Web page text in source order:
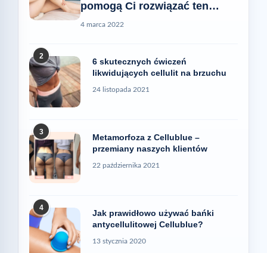
pomogą Ci rozwiązać ten
problem
4 marca 2022
2
6 skutecznych ćwiczeń
likwidujących cellulit na brzuchu
24 listopada 2021
3
Metamorfoza z Cellublue –
przemiany naszych klientów
22 października 2021
4
Jak prawidłowo używać bańki
antycellulitowej Cellublue?
13 stycznia 2020